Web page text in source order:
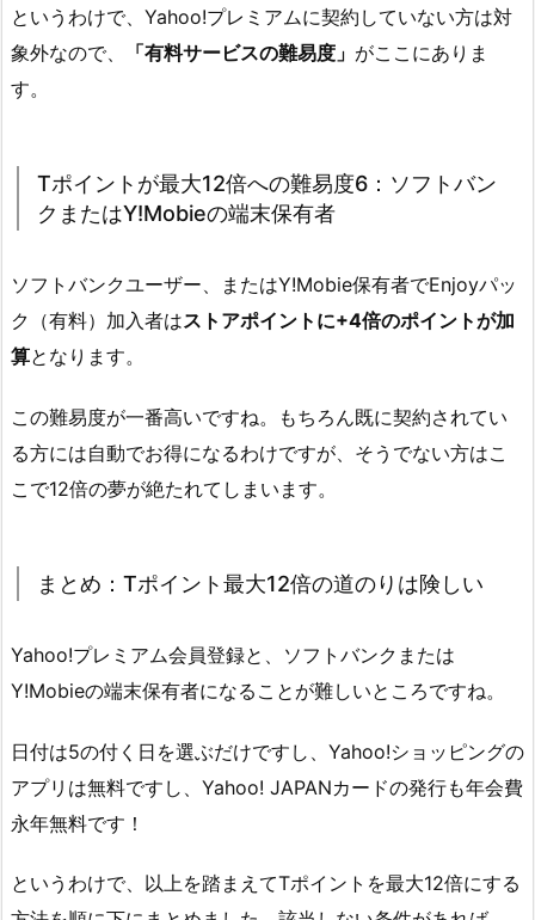
というわけで、Yahoo!プレミアムに契約していない方は対
象外なので、
「有料サービスの難易度」 がここにありま
す。
Tポイントが最大12倍への難易度6：ソフトバン
クまたはY!Mobieの端末保有者
ソフトバンクユーザー、またはY!Mobie保有者でEnjoyパッ
ク（有料）加入者はストアポイントに+4倍のポイントが加
算となります。
この難易度が一番高いですね。もちろん既に契約されてい
る方には自動でお得になるわけですが、そうでない方はこ
こで12倍の夢が絶たれてしまいます。
まとめ：Tポイント最大12倍の道のりは険しい
Yahoo!プレミアム会員登録と、ソフトバンクまたは
Y!Mobieの端末保有者になることが難しいところですね。
日付は5の付く日を選ぶだけですし、Yahoo!ショッピングの
アプリは無料ですし、Yahoo! JAPANカードの発行も年会費
永年無料です！
というわけで、以上を踏まえてTポイントを最大12倍にする